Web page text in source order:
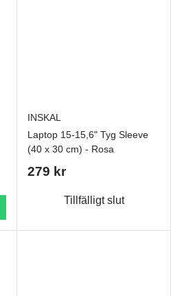
INSKAL
Laptop 15-15,6" Tyg Sleeve
(40 x 30 cm) - Rosa
279 kr
Tillfälligt slut